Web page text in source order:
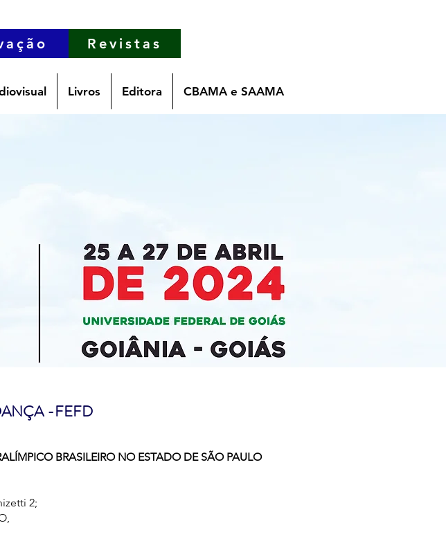
Livros Editora CBAMA e SAAMA
Revistas
-FEFD
BRASILEIRO NO ESTADO DE SÃO PAULO
2;